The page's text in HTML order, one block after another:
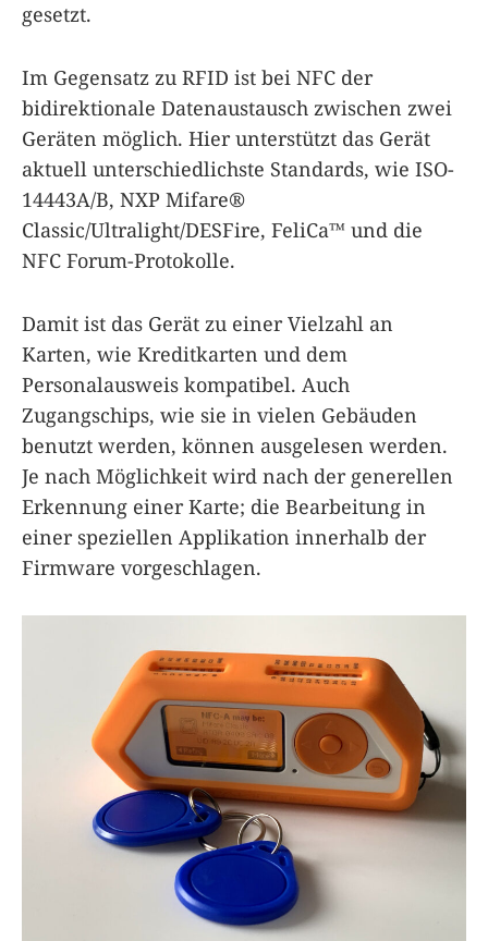
gesetzt.
Im Gegensatz zu RFID ist bei NFC der
bidirektionale Datenaustausch zwischen zwei
Geräten möglich. Hier unterstützt das Gerät
aktuell unterschiedlichste Standards, wie ISO-
14443A/B, NXP Mifare®
Classic/Ultralight/DESFire, FeliCa™ und die
NFC Forum-Protokolle.
Damit ist das Gerät zu einer Vielzahl an
Karten, wie Kreditkarten und dem
Personalausweis kompatibel. Auch
Zugangschips, wie sie in vielen Gebäuden
benutzt werden, können ausgelesen werden.
Je nach Möglichkeit wird nach der generellen
Erkennung einer Karte; die Bearbeitung in
einer speziellen Applikation innerhalb der
Firmware vorgeschlagen.